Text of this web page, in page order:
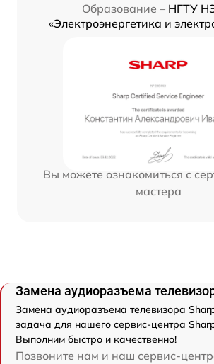
Образование – НГТУ
«Электроэнергетика и
Вы можете ознакомиться с
мастера
Замена аудиоразъема
Замена аудиоразъема телевизора
задача для нашего сервис-центра
Выполним быстро и качественно!
Позвоните нам и наш сервис-